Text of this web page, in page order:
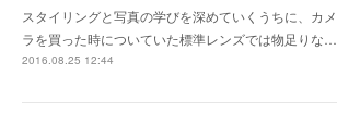
スタイリングと写真の学びを深めていくうちに、カメ
ラを買った時についていた標準レンズでは物足りな…
2016.08.25 12:44